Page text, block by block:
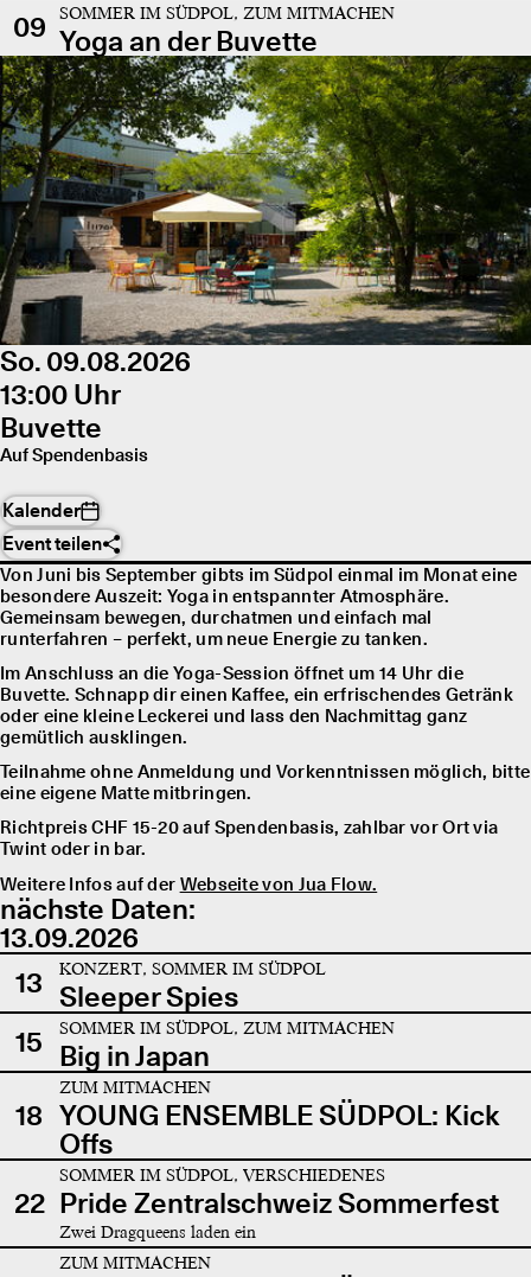
09
SOMMER IM SÜDPOL, ZUM MITMACHEN
Yoga an der Buvette
So. 09.08.2026
13:00 Uhr
Buvette
Auf Spendenbasis
Kalender
Event teilen
Von Juni bis September gibts im Südpol einmal im Monat eine
besondere Auszeit: Yoga in entspannter Atmosphäre.
Gemeinsam bewegen, durchatmen und einfach mal
runterfahren – perfekt, um neue Energie zu tanken.
Im Anschluss an die Yoga-Session öffnet um 14 Uhr die
Buvette. Schnapp dir einen Kaffee, ein erfrischendes Getränk
oder eine kleine Leckerei und lass den Nachmittag ganz
gemütlich ausklingen.
Teilnahme ohne Anmeldung und Vorkenntnissen möglich, bitte
eine eigene Matte mitbringen.
Richtpreis CHF 15-20 auf Spendenbasis, zahlbar vor Ort via
Twint oder in bar.
Weitere Infos auf der Webseite von Jua Flow.
nächste Daten:
13.09.2026
13
KONZERT, SOMMER IM SÜDPOL
Sleeper Spies
15
SOMMER IM SÜDPOL, ZUM MITMACHEN
Big in Japan
18
ZUM MITMACHEN
YOUNG ENSEMBLE SÜDPOL: Kick
Offs
22
SOMMER IM SÜDPOL, VERSCHIEDENES
Pride Zentralschweiz Sommerfest
Zwei Dragqueens laden ein
ZUM MITMACHEN